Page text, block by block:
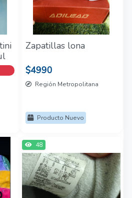
Zapatillas lona
$4990
Región Metropolitana
Producto Nuevo
48